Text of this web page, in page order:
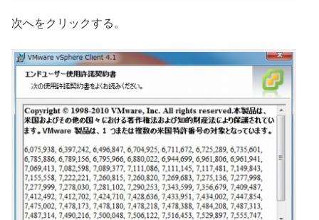
次へをクリックする。